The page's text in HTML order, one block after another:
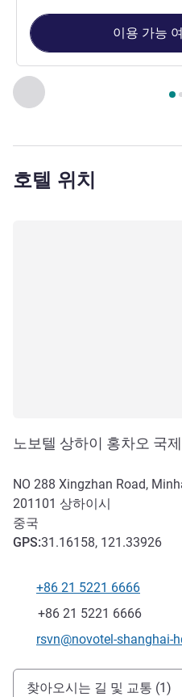
이전 - 객실
3 페이지 , 객실 1 : 슈페리
이용 가능
호텔 위치
노보텔 상하이 홍차오 국
NO 288 Xingzhan Road,
201101 상하이시
중국
GPS:31.16158, 121.33926
전화
+86 21 5221 6666
팩스
+86 21 5221 6666
E-mail
rsvn@novotel-shanghai-
호텔 접근 및 교통
찾아오시는 길 및 교통 (1)